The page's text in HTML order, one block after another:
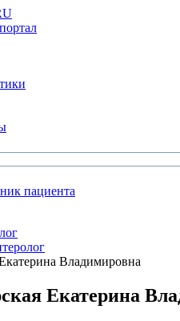
пациента
Владимировна
Екатерина